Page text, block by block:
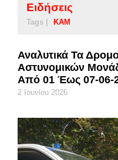
Ειδήσεις
Tags | ΚΑΜ
Αναλυτικά Τα
Αστυνομικών
Από 01 Έως 07-06-
2 Ιουνίου 2026